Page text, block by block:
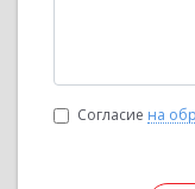
Согласие на